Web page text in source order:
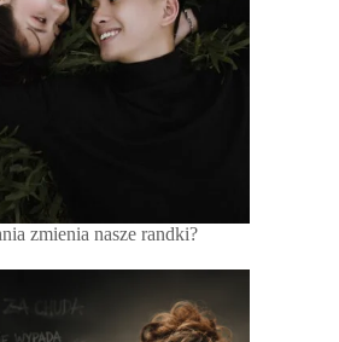
zmienia nasze randki?